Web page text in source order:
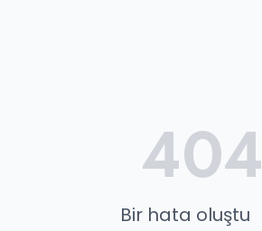
404
Bir hata oluştu